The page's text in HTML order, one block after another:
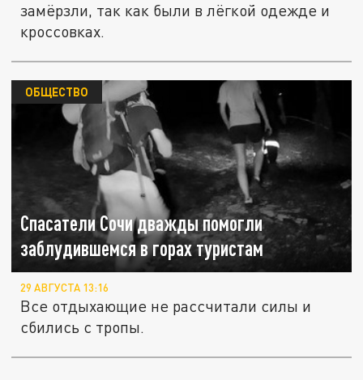
замёрзли, так как были в лёгкой одежде и
кроссовках.
Спасатели Сочи дважды помогли
заблудившемся в горах туристам
ОБЩЕСТВО
29 АВГУСТА 13:16
Все отдыхающие не рассчитали силы и
сбились с тропы.